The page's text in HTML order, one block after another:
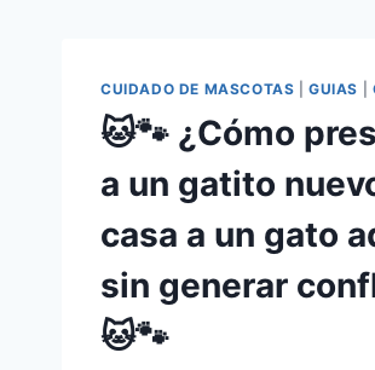
CUIDADO DE MASCOTAS |GUIAS
🐱🐾 ¿Cómo
a un gatito
casa a un gato
sin generar
🐱🐾